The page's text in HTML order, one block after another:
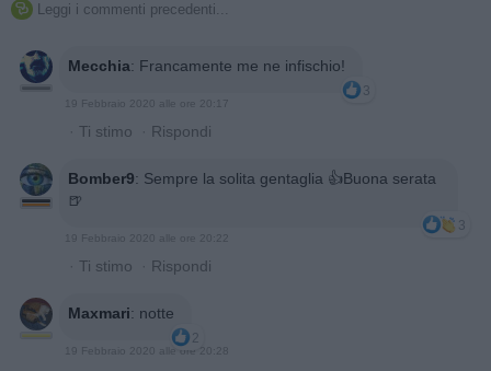
 Leggi i commenti precedenti...
Mecchia: Francamente me ne infischio!
3
19 Febbraio 2020 alle ore 20:17
· Ti stimo · Rispondi
Bomber9: Sempre la solita gentaglia 👍Buona serata
🍺
3
19 Febbraio 2020 alle ore 20:22
· Ti stimo · Rispondi
Maxmari: notte
2
19 Febbraio 2020 alle ore 20:28